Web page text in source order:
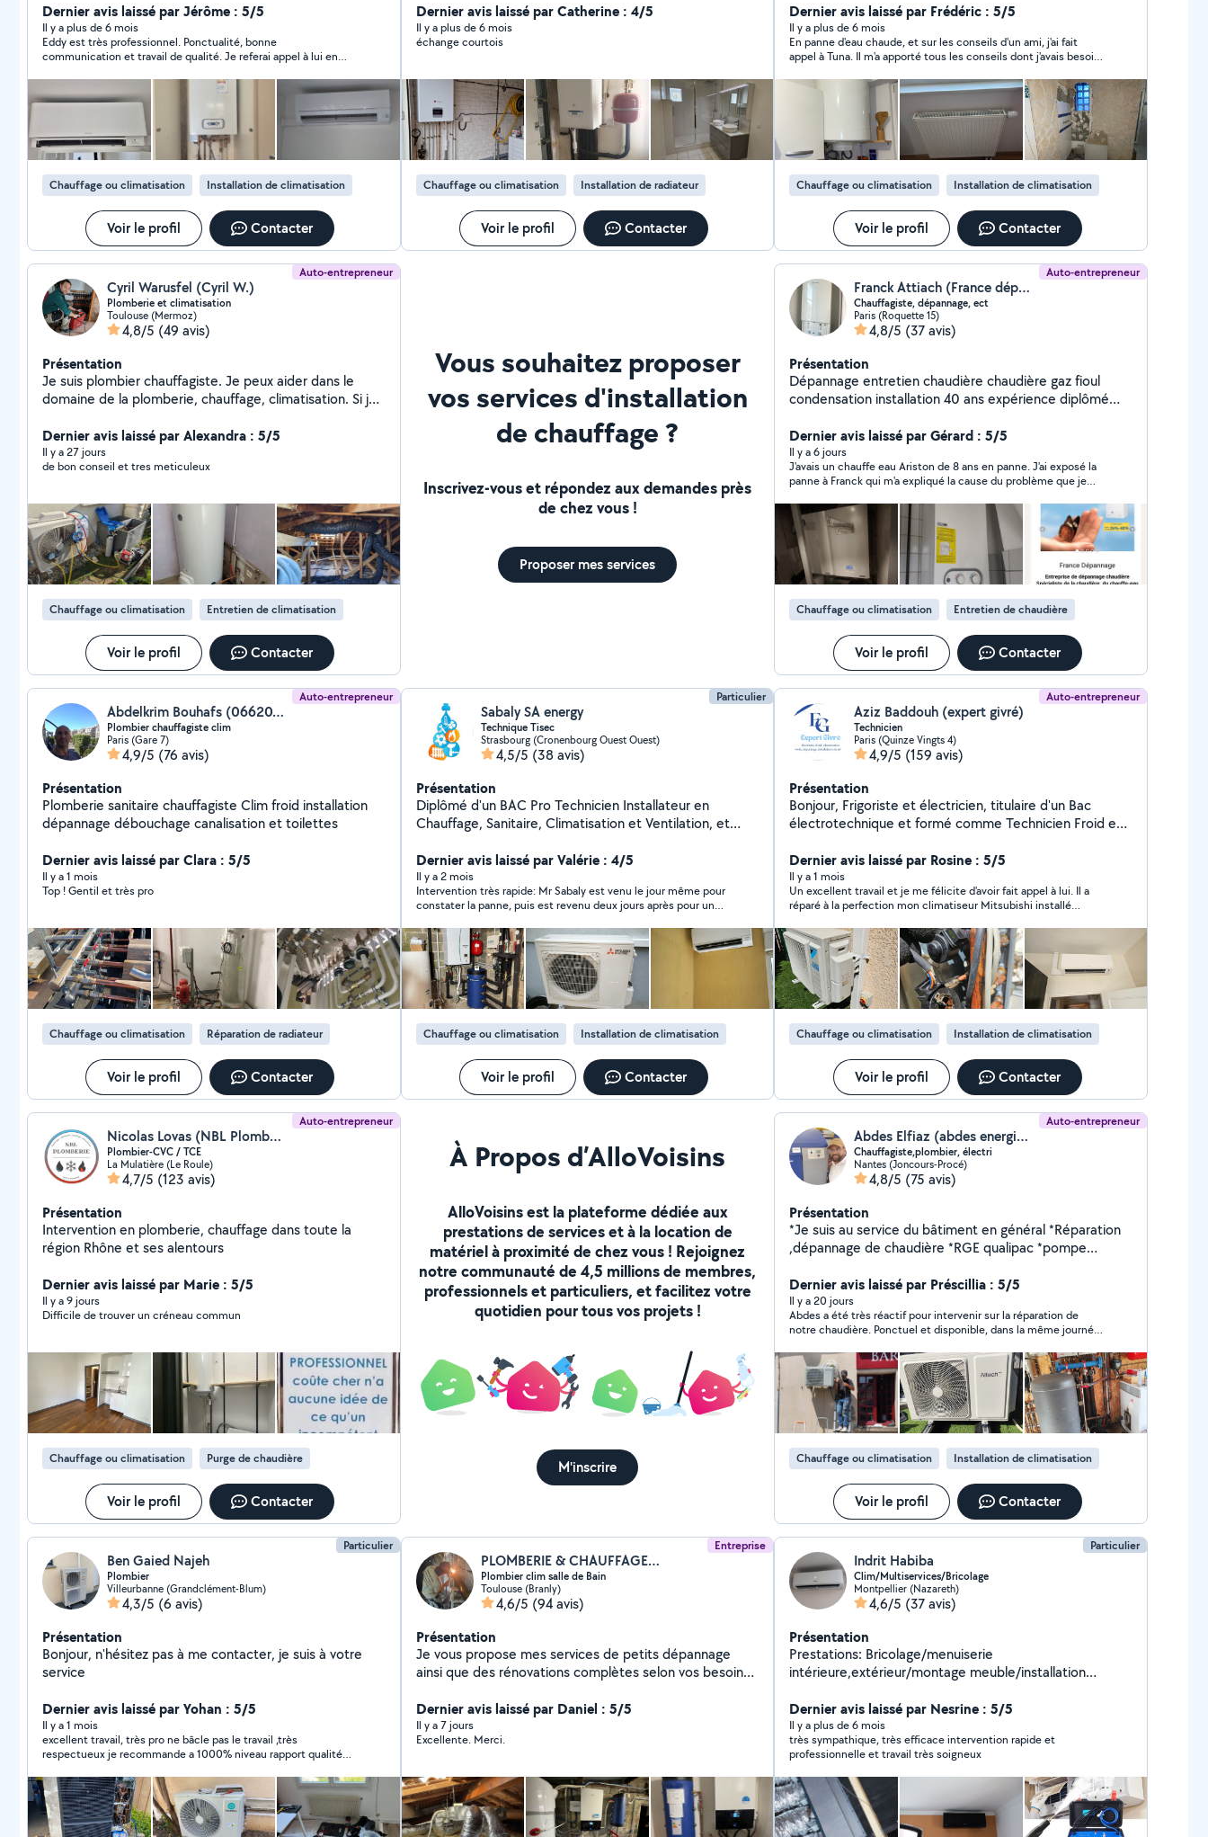
&installation sanitaire chauffage. Desembouage
radiateur plancher chauffant. Installation et mise en
service CLIMATISATION Robineterie cumulus
débouchage fuite. Dispo 7/7 déplacement et devis
gratuit. TEL :O7 83 05 40 37
Dernier avis laissé par Jérôme : 5/5
Il y a plus de 6 mois
Eddy est très professionnel. Ponctualité, bonne
communication et travail de qualité. Je referai appel à lui en
Chauffage ou climatisation Installation de climatisation
Voir le profil Contacter
ai travaillé pour la société kbane en tant que plombier .
Je peint aussi au pistolet . Je suis artisan plombier
chauffagiste et je rénove des salles de bains. Je suis
Dernier avis laissé par Catherine : 4/5
Il y a plus de 6 mois
échange courtois
Chauffage ou climatisation Installation de radiateur
Voir le profil Contacter
Installation et remplacement : climatisation - ballon
Thermo - chaudières - chauffe-eau - radiateurs -
robinetterie - WC - douches - Parois - baignoires -
canalisations - meubles. Entretien et dépannage :
climatisation - pompe à chaleur - recherche de fuites -
désembouage - débouchage - remplacement de joints
et pièces défectueuses. Mes engagements : - Travail
soigné & finitions de qualité - Réactif & devis rapide -
Conseil personnalisé et solutions adaptées - Prix
attractifs
Dernier avis laissé par Frédéric : 5/5
Il y a plus de 6 mois
En panne d'eau chaude, et sur les conseils d'un ami, j'ai fait
appel à Tuna. Il m'a apporté tous les conseils dont j'avais besoin
rapidement pour réaliser une installation avec le plus grand
soin. Poli et sérieux, je vous le recommande ! Merci Tuna !
Chauffage ou climatisation Installation de climatisation
Voir le profil Contacter
Auto-entrepreneur
Cyril Warusfel (Cyril W.)
Plomberie et climatisation
Toulouse (Mermoz)
4,8/5 (49 avis)
Présentation
Je suis plombier chauffagiste. Je peux aider dans le
domaine de la plomberie, chauffage, climatisation. Si je
me relancer. Je rate des messages parfois. Garantie
décennale.
Dernier avis laissé par Alexandra : 5/5
Il y a 27 jours
de bon conseil et tres meticuleux
Chauffage ou climatisation Entretien de climatisation
Voir le profil Contacter
Vous souhaitez proposer
vos services d'installation
de chauffage ?
Inscrivez-vous et répondez aux demandes près
de chez vous !
Proposer mes services
Auto-entrepreneur
Franck Attiach (France dépannage)
Chauffagiste, dépannage, ect
Paris (Roquette 15)
4,8/5 (37 avis)
Présentation
Dépannage entretien chaudière chaudière gaz fioul
condensation installation 40 ans expérience diplômé
Dernier avis laissé par Gérard : 5/5
Il y a 6 jours
J'avais un chauffe eau Ariston de 8 ans en panne. J'ai exposé la
panne à Franck qui m'a expliqué la cause du problème que je
modèle. Il m'a fait, par téléphone, un devis très compétitif pour
remplacer le chauffe eau en panne par un neuf de dernière
génération. Transaction en toute confiance. Intervention rapide
et très professionnelle. Problème réglé en moins de 12h ! Je
recommande vivement Franck. Un vrai Pro.
Chauffage ou climatisation Entretien de chaudière
Voir le profil Contacter
Auto-entrepreneur
Abdelkrim Bouhafs (0662072966)
Plombier chauffagiste clim
Paris (Gare 7)
4,9/5 (76 avis)
Présentation
Plomberie sanitaire chauffagiste Clim froid installation
dépannage débouchage canalisation et toilettes
Dernier avis laissé par Clara : 5/5
Il y a 1 mois
Top ! Gentil et très pro
Chauffage ou climatisation Réparation de radiateur
Voir le profil Contacter
Particulier
Sabaly SA energy
Technique Tisec
Strasbourg (Cronenbourg Ouest Ouest)
4,5/5 (38 avis)
Présentation
Diplômé d'un BAC Pro Technicien Installateur en
Chauffage, Sanitaire, Climatisation et Ventilation, et
domaine. Reconnu pour mon sérieux, ma rigueur et mon
travail honnête , je m'engage à fournir des prestations
de qualité, en respectant les normes et les délais. Ma
polyvalence et mon expertise me permettent de
m'adapter à divers projets, tout en garantissant un
travail soigné et professionnel.
Dernier avis laissé par Valérie : 4/5
Il y a 2 mois
Intervention très rapide: Mr Sabaly est venu le jour même pour
constater la panne, puis est revenu deux jours après pour un
climatisation ancienne, mais on a clairement gagné en
performance après son passage. Mr Sabaly est fiable,
sympathique, à l’écoute et professionnel. Nous referons appel à
lui si besoin !
Chauffage ou climatisation Installation de climatisation
Voir le profil Contacter
Auto-entrepreneur
Aziz Baddouh (expert givré)
Technicien
Paris (Quinze Vingts 4)
4,9/5 (159 avis)
Présentation
Bonjour, Frigoriste et électricien, titulaire d'un Bac
électrotechnique et formé comme Technicien Froid et
service pour vos besoins en froid, climatisation et
électricité. J'interviens pour le dépannage, l'installation,
l'entretien, la maintenance et la recherche de panne,
avec sérieux, méthode et efficacité. Je travaille aussi
bien sur les climatisations, chambres froides, groupes
froids, vitrines réfrigérées, que sur les installations et
pannes électriques. Mon objectif est de proposer un
travail soigné, un diagnostic fiable et une intervention
adaptée à vos besoins. Prestations proposées :
Dépannage climatisation Installation et entretien
climatisation Dépannage chambre froide / groupe froid
Maintenance frigorifique Recherche de panne
électrique Petits travaux électriques Éclairage, prises,
protections, remplacement de matériel
Dernier avis laissé par Rosine : 5/5
Il y a 1 mois
Un excellent travail et je me félicite d'avoir fait appel à lui. Il a
réparé à la perfection mon climatiseur Mitsubishi installé
d'autres entreprises selon lesquelles il fallait que je change
mes deux appareils. Je dis bravo et merci !
Chauffage ou climatisation Installation de climatisation
Voir le profil Contacter
Auto-entrepreneur
Nicolas Lovas (NBL Plomberie)
Plombier-CVC / TCE
La Mulatière (Le Roule)
4,7/5 (123 avis)
Présentation
Intervention en plomberie, chauffage dans toute la
région Rhône et ses alentours
Dernier avis laissé par Marie : 5/5
Il y a 9 jours
Difficile de trouver un créneau commun
Chauffage ou climatisation Purge de chaudière
Voir le profil Contacter
À Propos d’AlloVoisins
AlloVoisins est la plateforme dédiée aux
prestations de services et à la location de
matériel à proximité de chez vous ! Rejoignez
notre communauté de 4,5 millions de membres,
professionnels et particuliers, et facilitez votre
quotidien pour tous vos projets !
M'inscrire
Auto-entrepreneur
Abdes Elfiaz (abdes energie ,chauffage,plomber , PAC fioul)
Chauffagiste,plombier, électri
Nantes (Joncours-Procé)
4,8/5 (75 avis)
Présentation
*Je suis au service du bâtiment en général *Réparation
,dépannage de chaudière *RGE qualipac *pompe
Travaux d' électricité,avec dépannage *Installation VMC
.. *Habilitation électrique *Habilitation manip gaz
frigorigène *Habilitation qualigaz Ainsi frigoriste,chambre
froid et domotique
Dernier avis laissé par Préscillia : 5/5
Il y a 20 jours
Abdes a été très réactif pour intervenir sur la réparation de
notre chaudière. Ponctuel et disponible, dans la même journée
revenu pour changer la pièce en panne. Sérieux et
professionnel je recommande ses services sans hésiter !
Chauffage ou climatisation Installation de climatisation
Voir le profil Contacter
Particulier
Ben Gaied Najeh
Plombier
Villeurbanne (Grandclément-Blum)
4,3/5 (6 avis)
Présentation
Bonjour, n'hésitez pas à me contacter, je suis à votre
service
Dernier avis laissé par Yohan : 5/5
Il y a 1 mois
excellent travail, très pro ne bâcle pas le travail ,très
respectueux je recommande a 1000% niveau rapport qualité
Entreprise
PLOMBERIE & CHAUFFAGE DE L'OCCITANIE
Plombier clim salle de Bain
Toulouse (Branly)
4,6/5 (94 avis)
Présentation
Je vous propose mes services de petits dépannage
ainsi que des rénovations complètes selon vos besoins,
durant des années ma permis d'acquérir beaucoup
d'expérience et comprendre se que les gens attendent
de mes services. ma disponibilité, ma rigueur, mon
corps d'état dans le second œuvre Mes domaines de
prédilection sont : Plomberie Climatisation Chauffage
Salle de bain Carrelage Je suis également RGE pour les
Dernier avis laissé par Daniel : 5/5
Il y a 7 jours
Excellente. Merci.
Particulier
Indrit Habiba
Clim/Multiservices/Bricolage
Montpellier (Nazareth)
4,6/5 (37 avis)
Présentation
Prestations: Bricolage/menuiserie
intérieure,extérieur/montage meuble/installation
dépannage électrique/installation et vente de camera
de surveillance etc... N'hésitez pas de me contacter(
préférence par text svp 0six.six1.six4.six0.3neuf)...je suis
ouvert à tout proposition... Petit précision pour tous les
personnes qui me contacte en privé et que je ne
répond pas,je me excuse car c'est ne pas que je ne
veux pas répondre,si j'ai lu votre annonce prive et que je
Dernier avis laissé par Nesrine : 5/5
Il y a plus de 6 mois
très sympathique, très efficace intervention rapide et
professionnelle et travail très soigneux